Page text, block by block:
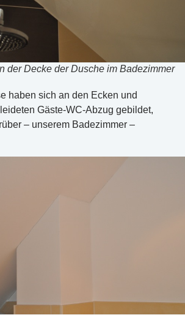
der Decke der Dusche im Badezimmer
haben sich an den Ecken und
Gäste-WC-Abzug gebildet,
– unserem Badezimmer –